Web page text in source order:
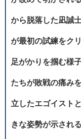
から脱落した凪誠
が最初の試練をク
足がかりを掴む様
たちが敗戦の痛み
立したエゴイスト
きな姿勢が示され